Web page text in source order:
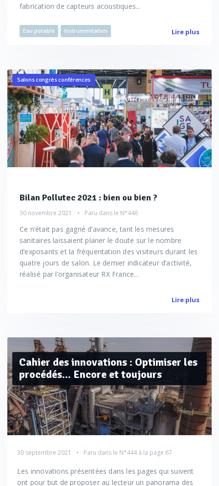
fabrication de capteurs acoustiques...
Eau potable Instrumentation Lire plus
Salons congrès conférences
Bilan Pollutec 2021 : bien ou bien ?
30 novembre 2021 Paru dans le N°446
Ce n’était pas gagné d’avance, tant les mesures
sanitaires laissaient planer le doute sur le nombre
d’exposants et la fréquentation des visiteurs durant les
quatre jours de salon. Le dernier indicateur d’activité,
réalisé par l’organisateur RX France...
Lire plus
Cahier des innovations : Optimiser les
procédés... Encore et toujours
30 septembre 2021 Paru dans le N°444 à la page 67
Les innovations présentées dans les pages qui suivent
ont pour but de proposer au lecteur un panorama des